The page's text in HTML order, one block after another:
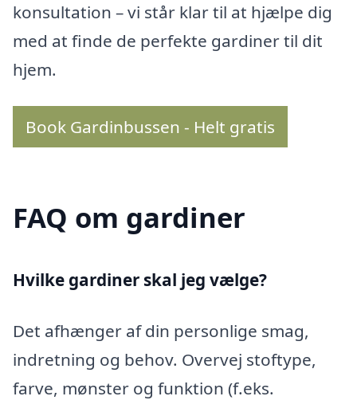
konsultation – vi står klar til at hjælpe dig
med at finde de perfekte gardiner til dit
hjem.
Book Gardinbussen - Helt gratis
FAQ om gardiner
Hvilke gardiner skal jeg vælge?
Det afhænger af din personlige smag,
indretning og behov. Overvej stoftype,
farve, mønster og funktion (f.eks.